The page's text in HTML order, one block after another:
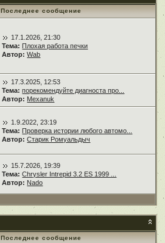
Последнее сообщение
17.1.2026, 21:30
Тема: Плохая работа печки
Автор: Wab
17.3.2025, 12:53
Тема: порекомендуйте диагноста про...
Автор: Mexanuk
1.9.2022, 23:19
Тема: Проверка истории любого автомо...
Автор: Старик Ромуальдыч
15.7.2026, 19:39
Тема: Chrysler Intrepid 3.2 ES 1999 ...
Автор: Nado
Последнее сообщение